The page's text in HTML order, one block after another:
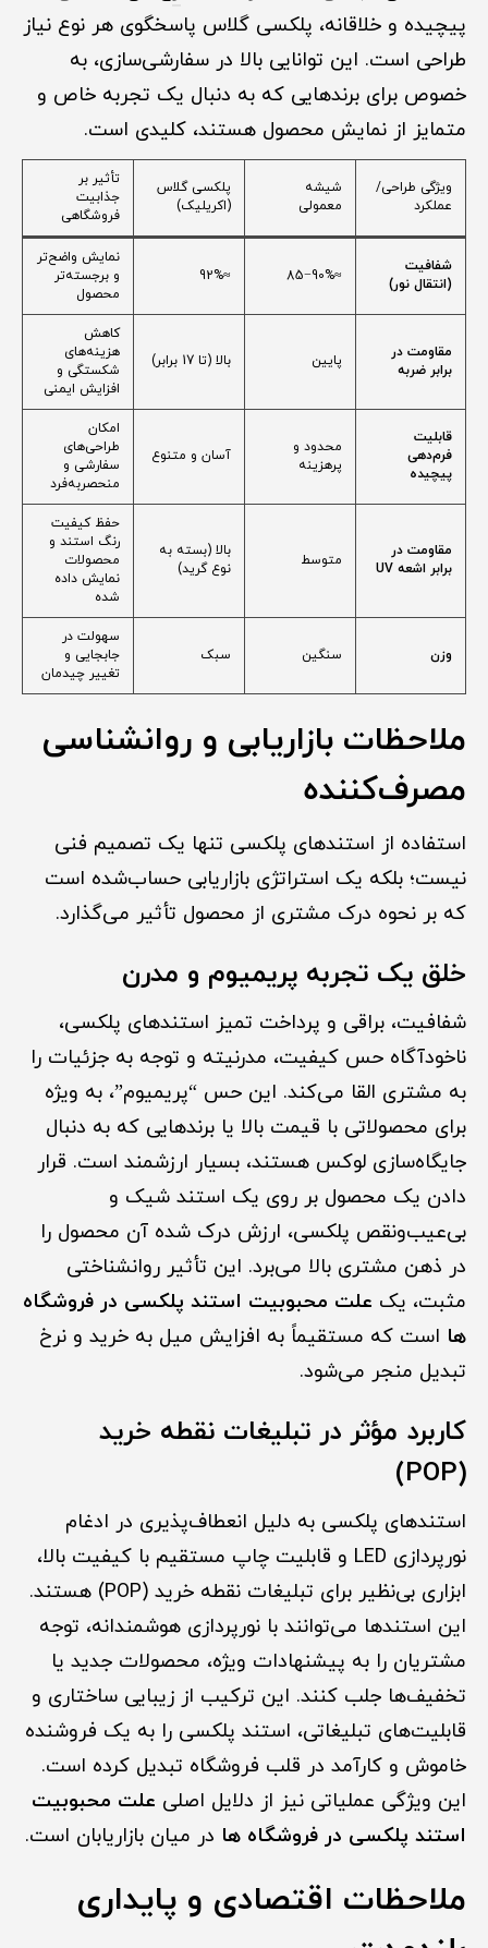
پیچیده و خلاقانه، پلکسی گلاس پاسخگوی هر نوع نیاز
طراحی است. این توانایی بالا در سفارشی‌سازی، به
خصوص برای برندهایی که به دنبال یک تجربه خاص و
متمایز از نمایش محصول هستند، کلیدی است.
ویژگی طراحی/
عملکرد
شیشه
معمولی
پلکسی گلاس
(اکریلیک)
تأثیر بر
جذابیت
فروشگاهی
شفافیت
(انتقال نور)
≈85−90%
≈92%
نمایش واضح‌تر
و برجسته‌تر
محصول
مقاومت در
برابر ضربه
پایین بالا (تا 17 برابر)
کاهش
هزینه‌های
شکستگی و
افزایش ایمنی
قابلیت
فرم‌دهی
پیچیده
محدود و
پرهزینه
آسان و متنوع
امکان
طراحی‌های
سفارشی و
منحصربه‌فرد
مقاومت در
برابر اشعه UV
متوسط
بالا (بسته به
نوع گرید)
حفظ کیفیت
رنگ استند و
محصولات
نمایش داده
شده
وزن سنگین سبک
سهولت در
جابجایی و
تغییر چیدمان
ملاحظات بازاریابی و روانشناسی
مصرف‌کننده
استفاده از استندهای پلکسی تنها یک تصمیم فنی
نیست؛ بلکه یک استراتژی بازاریابی حساب‌شده است
که بر نحوه درک مشتری از محصول تأثیر می‌گذارد.
خلق یک تجربه پریمیوم و مدرن
شفافیت، براقی و پرداخت تمیز استندهای پلکسی،
ناخودآگاه حس کیفیت، مدرنیته و توجه به جزئیات را
به مشتری القا می‌کند. این حس “پریمیوم”، به ویژه
برای محصولاتی با قیمت بالا یا برندهایی که به دنبال
جایگاه‌سازی لوکس هستند، بسیار ارزشمند است. قرار
دادن یک محصول بر روی یک استند شیک و
بی‌عیب‌ونقص پلکسی، ارزش درک شده آن محصول را
در ذهن مشتری بالا می‌برد. این تأثیر روانشناختی
مثبت، یک علت محبوبیت استند پلکسی در فروشگاه
ها است که مستقیماً به افزایش میل به خرید و نرخ
تبدیل منجر می‌شود.
کاربرد مؤثر در تبلیغات نقطه خرید
(POP)
استندهای پلکسی به دلیل انعطاف‌پذیری در ادغام
نورپردازی LED و قابلیت چاپ مستقیم با کیفیت بالا،
ابزاری بی‌نظیر برای تبلیغات نقطه خرید (POP) هستند.
این استندها می‌توانند با نورپردازی هوشمندانه، توجه
مشتریان را به پیشنهادات ویژه، محصولات جدید یا
تخفیف‌ها جلب کنند. این ترکیب از زیبایی ساختاری و
قابلیت‌های تبلیغاتی، استند پلکسی را به یک فروشنده
خاموش و کارآمد در قلب فروشگاه تبدیل کرده است.
این ویژگی عملیاتی نیز از دلایل اصلی علت محبوبیت
استند پلکسی در فروشگاه ها در میان بازاریابان است.
ملاحظات اقتصادی و پایداری